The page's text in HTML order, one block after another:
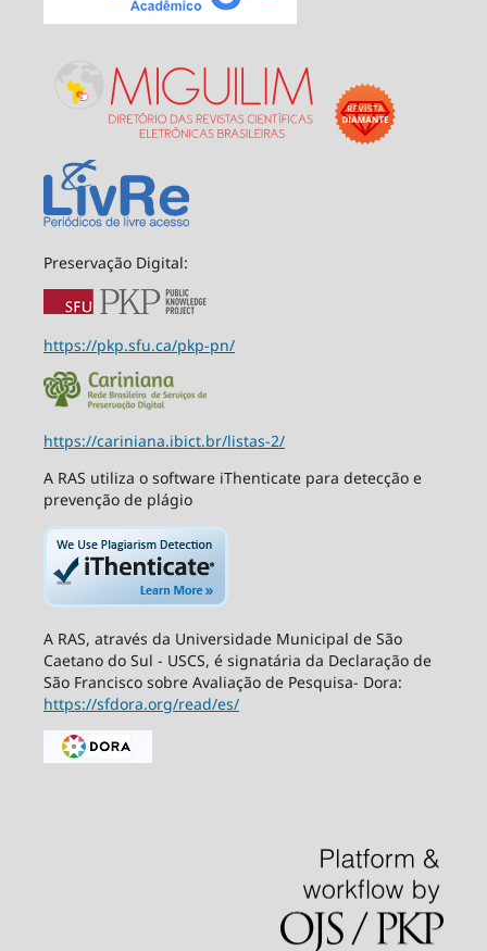
Preservação Digital:
https://pkp.sfu.ca/pkp-pn/
https://cariniana.ibict.br/listas-2/
A RAS utiliza o software iThenticate para detecção e
prevenção de plágio
A RAS, através da Universidade Municipal de São
Caetano do Sul - USCS, é signatária da Declaração de
São Francisco sobre Avaliação de Pesquisa- Dora:
https://sfdora.org/read/es/